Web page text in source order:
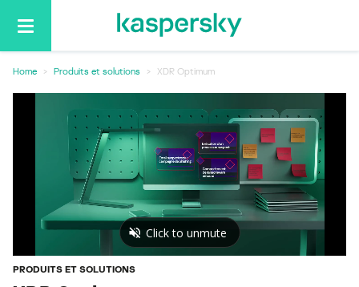
Basculer
Home Produits et solutions XDR Optimum
PRODUITS ET SOLUTIONS